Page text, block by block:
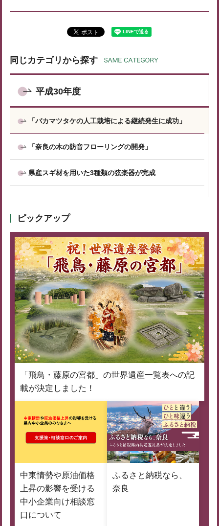
同じカテゴリから探す
平成30年度
「バカマツタケの人工栽培による継続発生に成功」
「奈良の木の防音フローリングの開発」
県産スギ材を用いた3種類の弦楽器が完成
ピックアップ
「飛鳥・藤原の宮都」の世界遺産一覧表への記
載が決定しました！
中東情勢や原油価格
上昇の影響を受ける
中小企業向け相談窓
口について
ふるさと納税なら、
奈良